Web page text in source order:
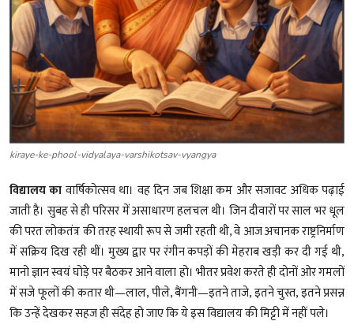
सिनेमा
शायरी
ग़ज़ल
kiraye-ke-phool-vidyalaya-varshikotsav-vyangya
विद्यालय का वार्षिकोत्सव था। वह दिन जब शिक्षा कम और सजावट अधिक पढ़ाई
जाती है। सुबह से ही परिसर में असाधारण हलचल थी। जिन दीवारों पर साल भर धूल
की परत लोकतंत्र की तरह स्थायी रूप से जमी रहती थी, वे आज अचानक राष्ट्रनिर्माण
में सक्रिय दिख रही थीं। मुख्य द्वार पर रंगीन कपड़ों की मेहराब खड़ी कर दी गई थी,
मानो ज्ञान स्वयं घोड़े पर बैठकर आने वाला हो। भीतर प्रवेश करते ही दोनों ओर गमलों
में सजे फूलों की कतार थी—लाल, पीले, बैंगनी—इतने ताजे, इतने चुस्त, इतने प्रसन्न
कि उन्हें देखकर सहज ही संदेह हो जाए कि ये इस विद्यालय की मिट्टी में नहीं पले।